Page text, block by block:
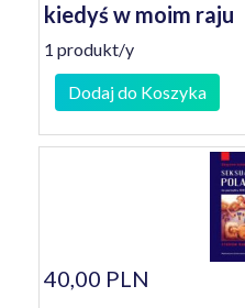
kiedyś w moim raju
1 produkt/y
Dodaj do Koszyka
40,00 PLN